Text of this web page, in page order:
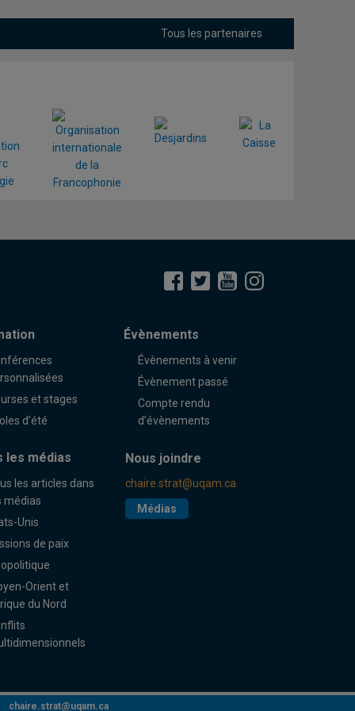
Tous les partenaires
et stages
d’été
Évènements
Évènements à venir
Évènement passé
Compte rendu
d’évènements
les médias
les articles dans
médias
Unis
de paix
Orient et
du Nord
Nous joindre
chaire.strat@uqam.ca
Médias
chaire.strat@uqam.ca